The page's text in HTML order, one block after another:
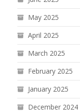
May 2025
April 2025
March 2025
February 2025
January 2025
December 2024